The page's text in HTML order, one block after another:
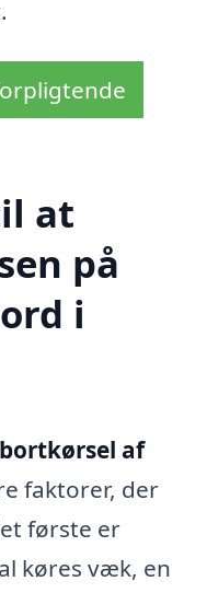
at
på
i
bortkørsel af
faktorer, der
første er
køres væk, en